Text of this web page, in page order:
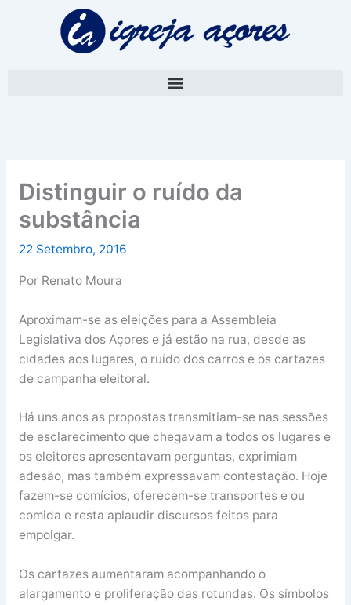
Distinguir o ruído da
substância
22 Setembro, 2016
Por Renato Moura
Aproximam-se as eleições para a Assembleia
Legislativa dos Açores e já estão na rua, desde as
cidades aos lugares, o ruído dos carros e os cartazes
de campanha eleitoral.
Há uns anos as propostas transmitiam-se nas sessões
de esclarecimento que chegavam a todos os lugares e
os eleitores apresentavam perguntas, exprimiam
adesão, mas também expressavam contestação. Hoje
fazem-se comícios, oferecem-se transportes e ou
comida e resta aplaudir discursos feitos para
empolgar.
Os cartazes aumentaram acompanhando o
alargamento e proliferação das rotundas. Os símbolos